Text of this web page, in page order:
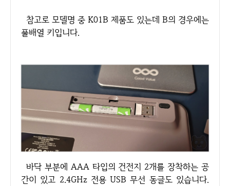
참고로 모델명 중 K01B 제품도 있는데 B의 경우에는
풀배열 키입니다.
바닥 부분에 AAA 타입의 건전지 2개를 장착하는 공
간이 있고 2.4GHz 전용 USB 무선 동글도 있습니다.